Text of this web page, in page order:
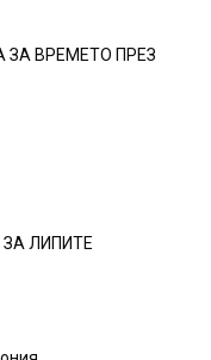
ЗА ВРЕМЕТО ПРЕЗ
ЛИПИТЕ